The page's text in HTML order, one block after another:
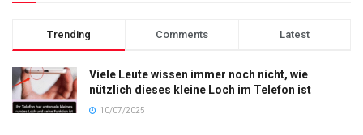
Trending Comments Latest
Viele Leute wissen immer noch nicht, wie
nützlich dieses kleine Loch im Telefon ist
10/07/2025